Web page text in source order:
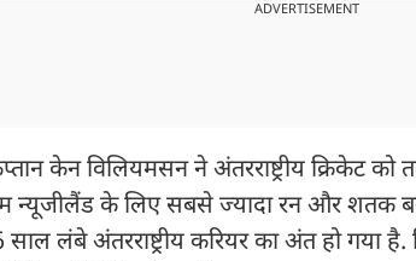
ADVERTISEMENT
केन विलियमसन ने अंतरराष्ट्रीय क्रिकेट
न्यूजीलैंड के लिए सबसे ज्यादा रन और शतक
लंबे अंतरराष्ट्रीय करियर का अंत हो गया